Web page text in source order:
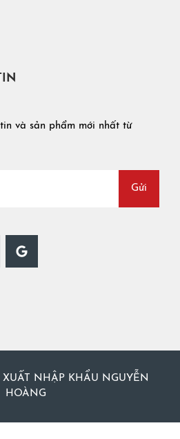
và sản phẩm mới nhất từ
Gửi
NHẬP KHẨU NGUYỄN
HOÀNG